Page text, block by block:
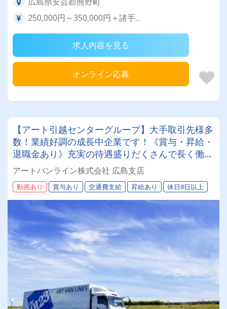
250,000円～350,000円＋諸手...
求人内容を見る
オンライン応募
【アート引越センターグループ】大手取引先様多
数！業績好調の成長中企業です！《賞与・昇給・
退職金あり》充実の待遇盛りだくさんで長く働け
ます！《大型ドライバー》★未経験ＯＫ★仕事と
プライベートの両立が叶う環境です♪【紹介者制
度あり！】
アートバンライン株式会社 広島支店
動画あり 賞与あり 交通費支給 昇給あり 休日8日以上